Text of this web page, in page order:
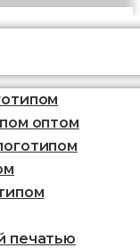
оптом
печатью